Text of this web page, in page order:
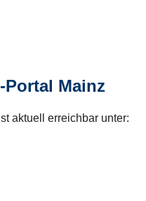
Portal Mainz
aktuell erreichbar unter: